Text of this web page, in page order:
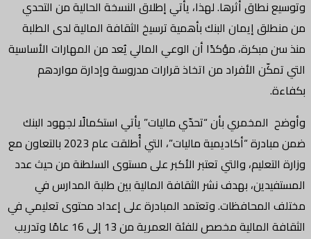
وتوسيع نطاق أثرها. لهذا، يأتي إطلاق النسخة الحالية من التحدي
من منطلق إيمان البنك بأهمية ترسيخ الثقافة المالية لدى الطلبة
منذ سن مبكرة، مؤكدًا أن الوعي المالي يُعد من المهارات الأساسية
التي تمكّن الأفراد من اتخاذ قرارات مدروسة وإدارة مواردهم
بكفاءة.
وأوضح المخمري بأن “تحدّي ماليات” يأتي استكمالًا لجهود البنك
ضمن مبادرة “أكاديمية ماليات”، التي أُطلقت عام 2023 بالتعاون مع
وزارة التعليم، والتي تعتبر الأكبر على مستوى السلطنة من حيث عدد
المستفيدين، بهدف نشر الثقافة المالية بين طلبة المدارس في
مختلف المحافظات. وتعتمد المبادرة على إعداد محتوى تعليمي في
الثقافة المالية مخصص للفئة العمرية من 13 إلى 16 عامًا وتدريب